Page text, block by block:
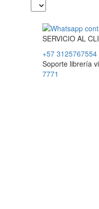
SERVICIOAL
+57 3125767554
Soporte librería
7771